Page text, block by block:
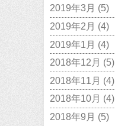
2019年3月 (5)
2019年2月 (4)
2019年1月 (4)
2018年12月 (5)
2018年11月 (4)
2018年10月 (4)
2018年9月 (5)